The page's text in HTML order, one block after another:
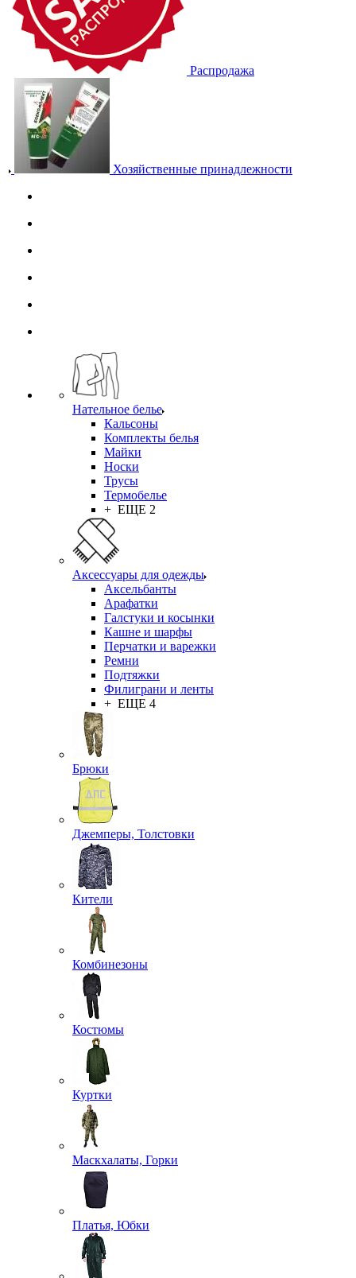
Распродажа
Хозяйственные принадлежности
Нательное белье
Кальсоны
Комплекты белья
Майки
Носки
Трусы
Термобелье
+ ЕЩЕ 2
Аксессуары для одежды
Аксельбанты
Арафатки
Галстуки и косынки
Кашне и шарфы
Перчатки и варежки
Ремни
Подтяжки
Филиграни и ленты
+ ЕЩЕ 4
Брюки
Джемперы, Толстовки
Кители
Комбинезоны
Костюмы
Куртки
Маскхалаты, Горки
Платья, Юбки